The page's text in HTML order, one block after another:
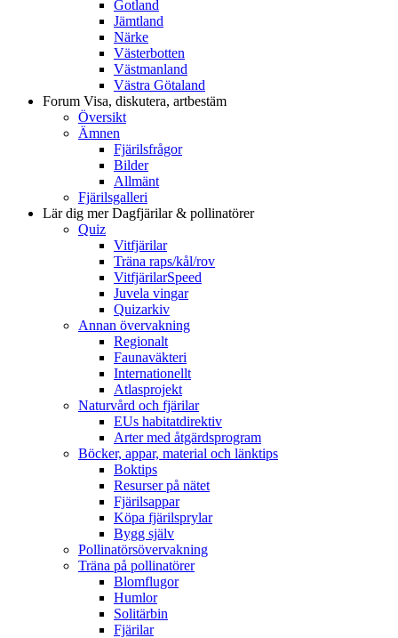
Gotland
Jämtland
Närke
Västerbotten
Västmanland
Västra Götaland
Forum Visa, diskutera, artbestäm
Översikt
Ämnen
Fjärilsfrågor
Bilder
Allmänt
Fjärilsgalleri
Lär dig merDagfjärilar & pollinatörer
Quiz
Vitfjärilar
Träna raps/kål/rov
VitfjärilarSpeed
Juvela vingar
Quizarkiv
Annan övervakning
Regionalt
Faunaväkteri
Internationellt
Atlasprojekt
Naturvård och fjärilar
EUs habitatdirektiv
Arter med åtgärdsprogram
Böcker, appar, material och länktips
Boktips
Resurser på nätet
Fjärilsappar
Köpa fjärilsprylar
Bygg själv
Pollinatörsövervakning
Träna på pollinatörer
Blomflugor
Humlor
Solitärbin
Fjärilar